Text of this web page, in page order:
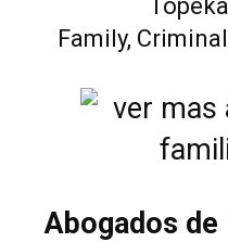
Family,
Abogados de